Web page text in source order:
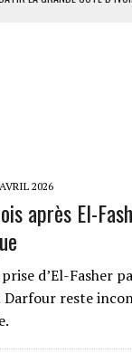
2026
après El-
d’El-Fasher
Darfour reste